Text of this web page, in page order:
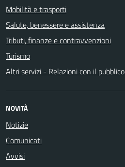
Mobilità e trasporti
Salute, benessere e assistenza
Tributi, finanze e contravvenzioni
Turismo
Altri servizi - Relazioni con il pubblico
NOVITÀ
Notizie
Comunicati
Avvisi